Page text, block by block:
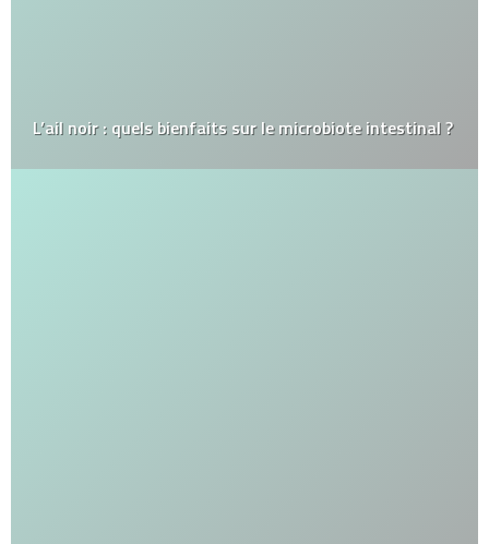
L’ail noir : quels bienfaits sur le microbiote intestinal ?